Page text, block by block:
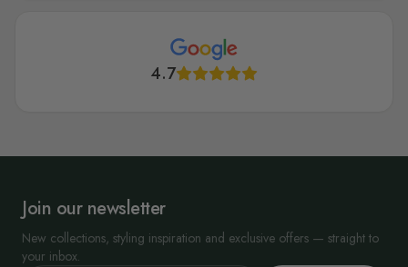
4.7
Join our newsletter
New collections, styling inspiration and exclusive offers — straight to
your inbox.